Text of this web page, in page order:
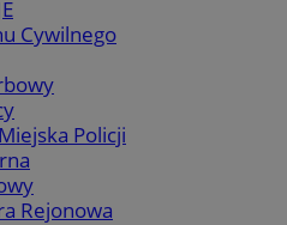
Cywilnego
Policji
Rejonowa